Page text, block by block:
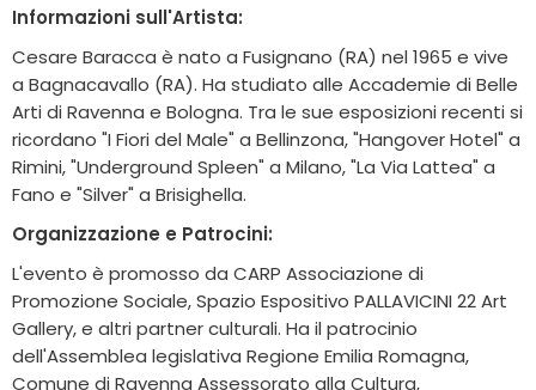
Informazioni sull'Artista:
Cesare Baracca è nato a Fusignano (RA) nel 1965 e vive
a Bagnacavallo (RA). Ha studiato alle Accademie di Belle
Arti di Ravenna e Bologna. Tra le sue esposizioni recenti si
ricordano "I Fiori del Male" a Bellinzona, "Hangover Hotel" a
Rimini, "Underground Spleen" a Milano, "La Via Lattea" a
Fano e "Silver" a Brisighella.
Organizzazione e Patrocini:
L'evento è promosso da CARP Associazione di
Promozione Sociale, Spazio Espositivo PALLAVICINI 22 Art
Gallery, e altri partner culturali. Ha il patrocinio
dell'Assemblea legislativa Regione Emilia Romagna,
Comune di Ravenna Assessorato alla Cultura,